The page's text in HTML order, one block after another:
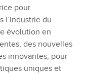
pour
l’industrie du
évolution en
des nouvelles
innovantes, pour
uniques et